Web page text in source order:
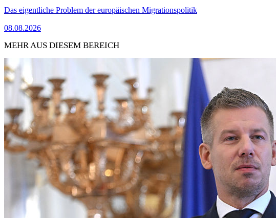
Das eigentliche Problem der europäischen Migrationspolitik
08.08.2026
MEHR AUS DIESEM BEREICH